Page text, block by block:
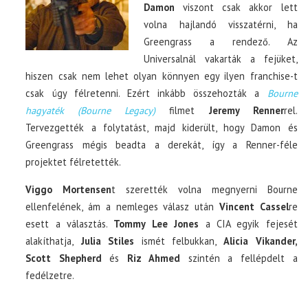
Damon viszont csak akkor lett
volna hajlandó visszatérni, ha
Greengrass a rendező. Az
Universalnál vakarták a fejüket,
hiszen csak nem lehet olyan könnyen egy ilyen franchise-t
csak úgy félretenni. Ezért inkább összehozták a Bourne
hagyaték (Bourne Legacy)
filmet Jeremy Rennerrel.
Tervezgették a folytatást, majd kiderült, hogy Damon és
Greengrass mégis beadta a derekát, így a Renner-féle
projektet félretették.
Viggo Mortensent szerették volna megnyerni Bourne
ellenfelének, ám a nemleges válasz után Vincent Casselre
esett a választás. Tommy Lee Jones a CIA egyik fejesét
alakíthatja, Julia Stiles ismét felbukkan,Alicia Vikander,
Scott Shepherd és Riz Ahmed szintén a fellépdelt a
fedélzetre.